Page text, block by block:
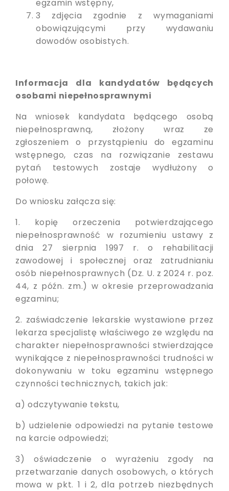
egzamin wstępny,
3 zdjęcia zgodnie z wymaganiami
obowiązującymi przy wydawaniu
dowodów osobistych.
Informacja dla kandydatów będących
osobami niepełnosprawnymi
Na wniosek kandydata będącego osobą
niepełnosprawną, złożony wraz ze
zgłoszeniem o przystąpieniu do egzaminu
wstępnego, czas na rozwiązanie zestawu
pytań testowych zostaje wydłużony o
połowę.
Do wniosku załącza się:
1. kopię orzeczenia potwierdzającego
niepełnosprawność w rozumieniu ustawy z
dnia 27 sierpnia 1997 r. o rehabilitacji
zawodowej i społecznej oraz zatrudnianiu
osób niepełnosprawnych (Dz. U. z 2024 r. poz.
44, z późn. zm.) w okresie przeprowadzania
egzaminu;
2. zaświadczenie lekarskie wystawione przez
lekarza specjalistę właściwego ze względu na
charakter niepełnosprawności stwierdzające
wynikające z niepełnosprawności trudności w
dokonywaniu w toku egzaminu wstępnego
czynności technicznych, takich jak:
a) odczytywanie tekstu,
b) udzielenie odpowiedzi na pytanie testowe
na karcie odpowiedzi;
3) oświadczenie o wyrażeniu zgody na
przetwarzanie danych osobowych, o których
mowa w pkt. 1 i 2, dla potrzeb niezbędnych